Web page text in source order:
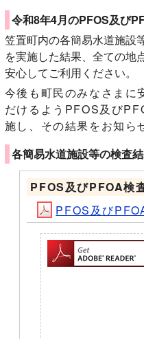
令和8年4月のPFOS及び
笠置町内の各簡易水道施設
を実施した結果、全ての地
安心してご利用ください。
今後も町民のみなさまに
だけるようPFOS及び
施し、その結果をお知ら
各簡易水道施設等の検査
PFOS及びPFOA検
PFOS及び